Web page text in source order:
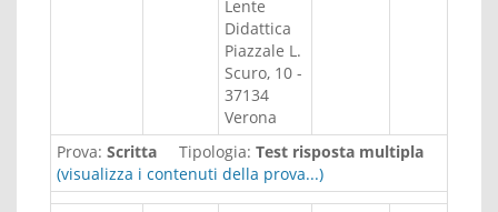
Lente
Didattica
Piazzale L.
Scuro, 10 -
37134
Verona
Prova: Scritta Tipologia: Test risposta multipla
(visualizza i contenuti della prova...)